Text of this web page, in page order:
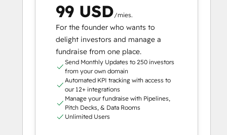
99 USD/mies.
For the founder who wants to
delight investors and manage a
fundraise from one place.
Send Monthly Updates to 250 investors
from your own domain
Automated KPI tracking with access to
our 12+ integrations
Manage your fundraise with Pipelines,
Pitch Decks, & Data Rooms
Unlimited Users